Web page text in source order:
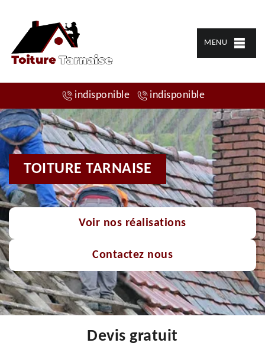
MENU
indisponible indisponible
TOITURE TARNAISE
Voir nos réalisations
Contactez nous
Devis gratuit